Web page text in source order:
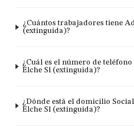
¿Cuántos trabajadores tiene
(extinguida)?
¿Cuál es el número de
Elche Sl (extinguida)?
¿Dónde está el domicilio
Elche Sl (extinguida)?